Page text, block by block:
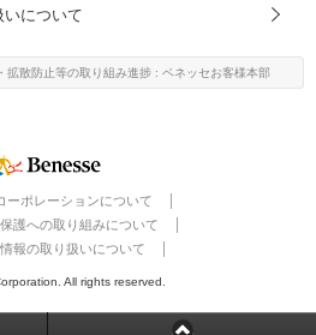
について
拡散防止等の取り組み進捗 : ベネッセお客様本部
ーポレーションについて
護への取り組みについて
報の取り扱いについて
All rights reserved.